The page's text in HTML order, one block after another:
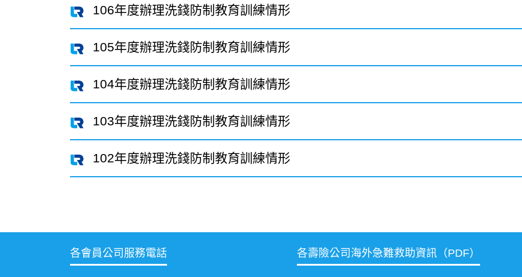
106年度辦理洗錢防制教育訓練情形
105年度辦理洗錢防制教育訓練情形
104年度辦理洗錢防制教育訓練情形
103年度辦理洗錢防制教育訓練情形
102年度辦理洗錢防制教育訓練情形
各會員公司服務電話 各壽險公司海外急難救助資訊（PDF）